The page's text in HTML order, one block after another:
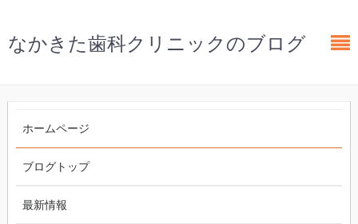
なかきた歯科クリニックのブログ
ホームページ
ブログトップ
最新情報